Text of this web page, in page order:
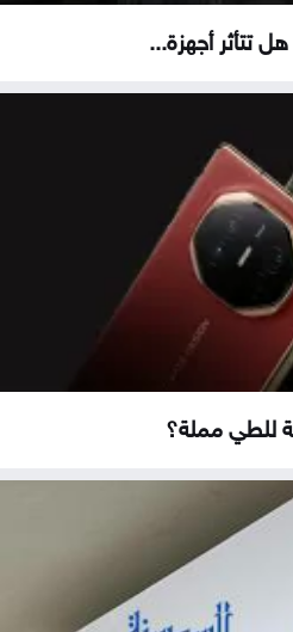
تتأثر أجهزة...
للطي مملة؟